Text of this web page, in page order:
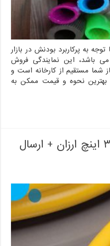
به پرکاربرد بودنش در بازار
باشد، این نمایندگی فروش
شما مستقیم از کارخانه است و
نحوه و قیمت ممکن به
فروش عمده شیلنگ ۳/۴ اینچ ارزان + ارسال